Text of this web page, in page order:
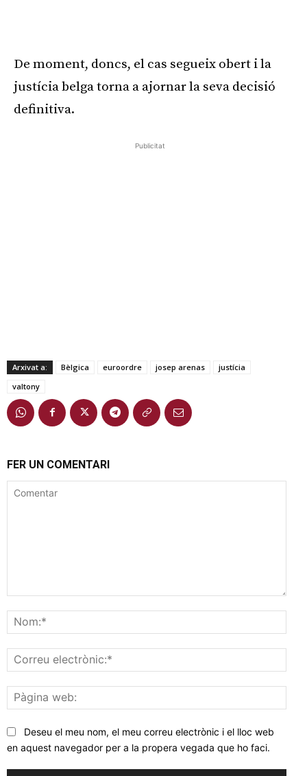
De moment, doncs, el cas segueix obert i la
justícia belga torna a ajornar la seva decisió
definitiva.
Publicitat
Arxivat a: Bèlgica euroordre josep arenas
justícia
valtony
FER UN COMENTARI
web:
Deseu el meu nom, el meu correu electrònic i el lloc web
en aquest navegador per a la propera vegada que ho faci.